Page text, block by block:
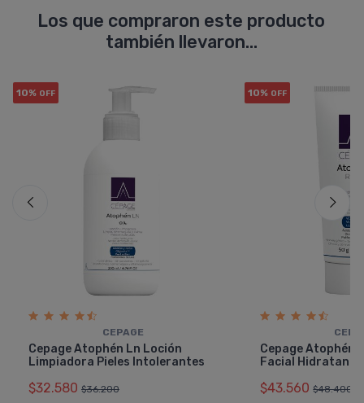
Los que compraron este producto
también llevaron...
10% OFF
CEPAGE
Cepage Atophén Ln Loción
Limpiadora Pieles Intolerantes
$32.580 $36.200
10% OFF
Cepage Atophén
Facial
$43.560 $48.400